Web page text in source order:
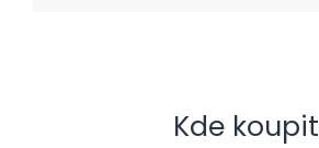
Kde koupit